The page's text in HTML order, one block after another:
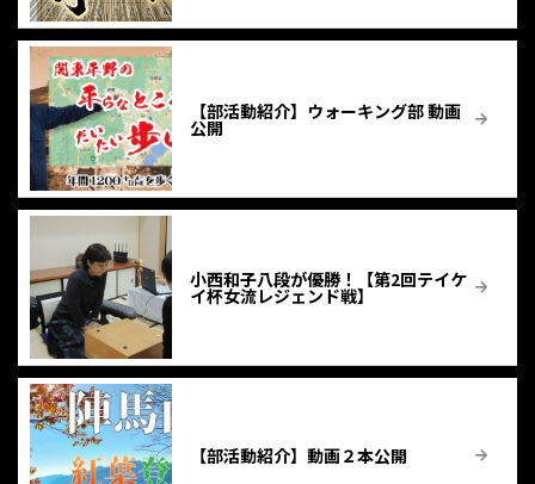
【部活動紹介】ウォーキング部 動画
公開
小西和子八段が優勝！【第2回テイケ
イ杯女流レジェンド戦】
【部活動紹介】動画２本公開